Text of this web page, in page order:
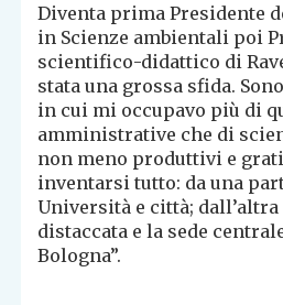
Diventa prima Presidente
in Scienze ambientali poi
scientifico-didattico di
stata una grossa sfida.
in cui mi occupavo più di
amministrative che di
non meno produttivi e
inventarsi tutto: da una
Università e città;
distaccata e la sede
Bologna”.